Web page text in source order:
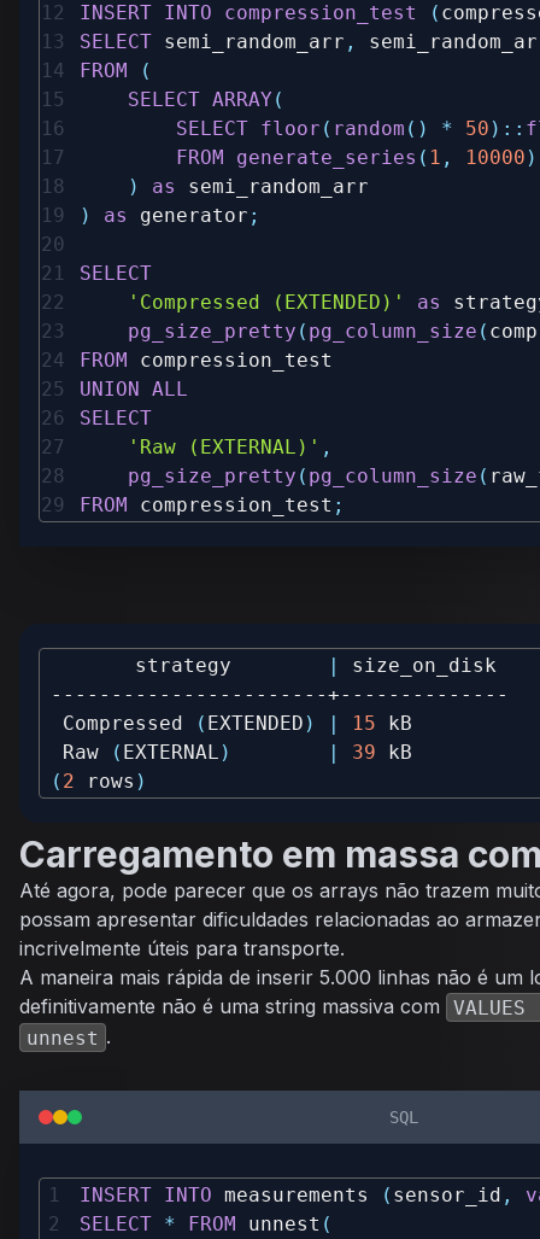
INSERT INTO compression_test (
SELECT semi_random_arr ,
FROM
(
SELECT ARRAY (
SELECT floor ( random ( ) * 50 ) ::
FROM
generate_series ( 1 , 10000 )
)
as
)
as generator ;
SELECT
'Compressed (EXTENDED)'
as
pg_size_pretty ( pg_column_size (
FROM
UNION ALL
SELECT
'Raw (EXTERNAL)' ,
pg_size_pretty ( pg_column_size (
FROM compression_test ;
       strategy
|
Compressed
( EXTENDED ) | 15
Raw
( EXTERNAL ) | 39
( 2 rows )
Carregamento em massa
Até agora, pode parecer que os arrays não trazem
possam apresentar dificuldades relacionadas ao
incrivelmente úteis para transporte.
A maneira mais rápida de inserir 5.000 linhas não é um
definitivamente não é uma string massiva com
unnest .
SQL
INSERT INTO measurements ( sensor_id ,
SELECT * FROM unnest (